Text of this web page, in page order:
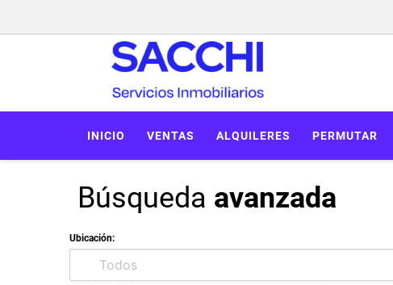
INICIO VENTAS ALQUILERES PERMUTAR
Búsqueda avanzada
Ubicación: